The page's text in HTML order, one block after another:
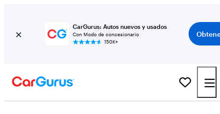
CarGurus: Autos nuevos y usados
Con Modo de concesionario
150K+